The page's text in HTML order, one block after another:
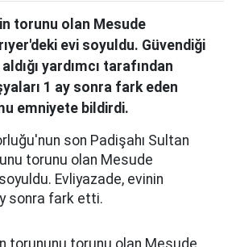
torunu olan Mesude
evi soyuldu. Güvendiği
yardımcı tarafından
1 ay sonra fark eden
emniyete bildirdi.
son Padişahı Sultan
torunu olan Mesude
Evliyazade, evinin
sonra fark etti.
torununu torunu olan Mesude